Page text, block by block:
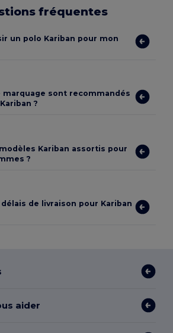
fréquentes
un polo Kariban pour mon
marquage sont recommandés
?
Kariban assortis pour
?
de livraison pour Kariban
aider